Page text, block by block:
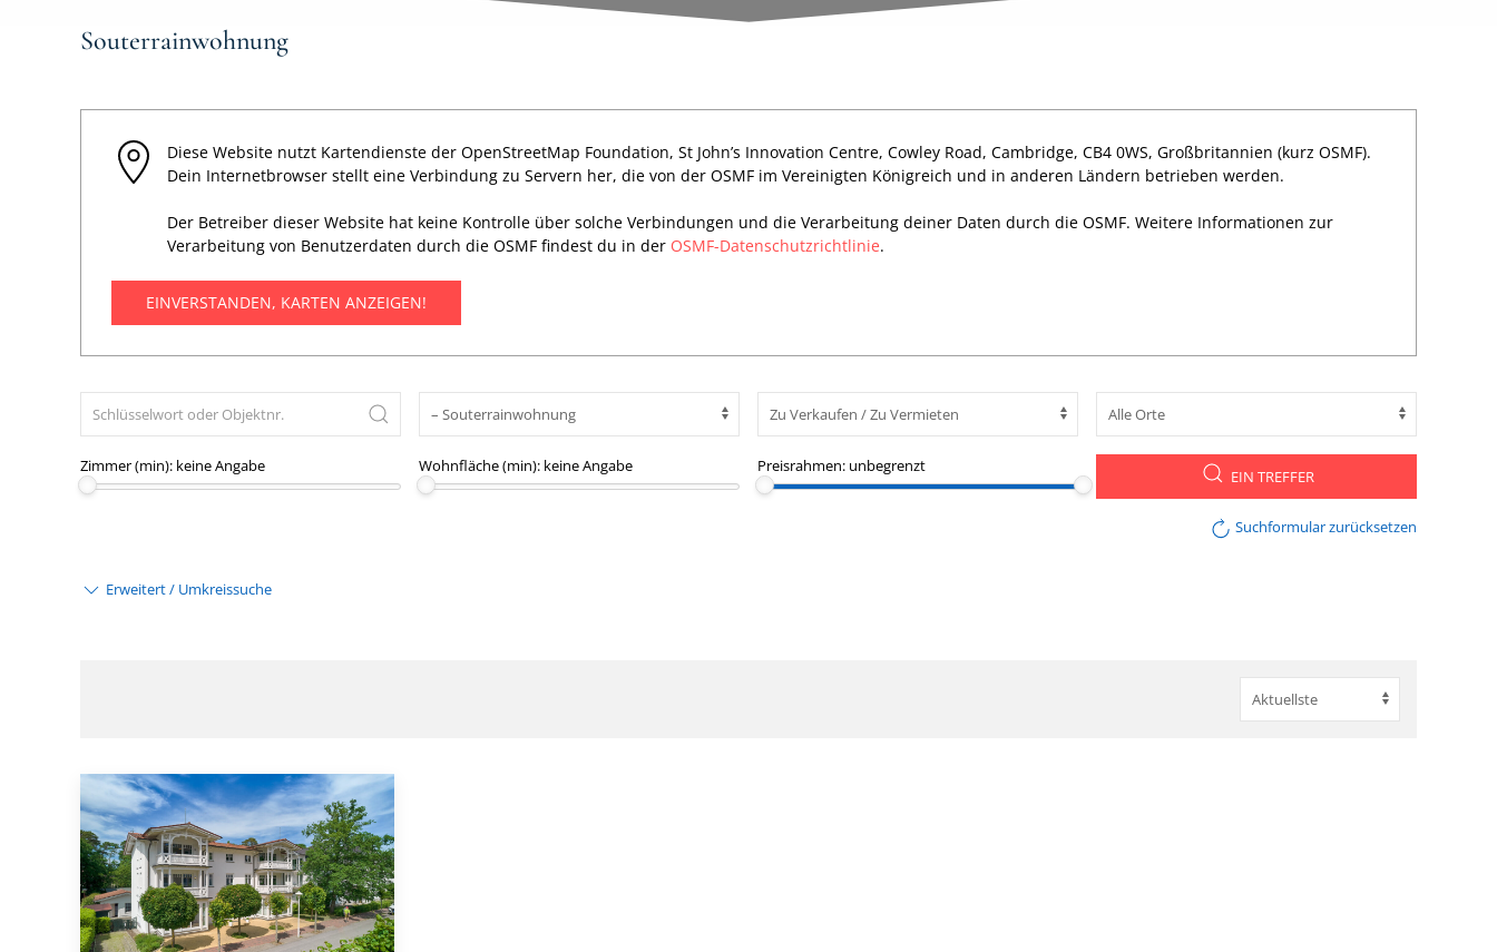
Souterrainwohnung
Diese Website nutzt Kartendienste der OpenStreetMap Foundation, St John’s Innovation Centre, Cowley Road, Cambridge, CB4 0WS, Großbritannien (kurz OSMF).
Dein Internetbrowser stellt eine Verbindung zu Servern her, die von der OSMF im Vereinigten Königreich und in anderen Ländern betrieben werden.
Der Betreiber dieser Website hat keine Kontrolle über solche Verbindungen und die Verarbeitung deiner Daten durch die OSMF. Weitere Informationen zur
Verarbeitung von Benutzerdaten durch die OSMF findest du in der OSMF-Datenschutzrichtlinie.
EINVERSTANDEN, KARTEN ANZEIGEN!
Zimmer (min): keine Angabe Wohnfläche (min): keine Angabe Preisrahmen: unbegrenzt
EIN TREFFER
Suchformular zurücksetzen
Erweitert / Umkreissuche